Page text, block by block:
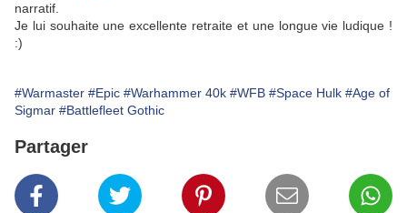
narratif.
Je lui souhaite une excellente retraite et une longue vie ludique !
:)
#Warmaster #Epic #Warhammer 40k #WFB #Space Hulk #Age of
Sigmar #Battlefleet Gothic
Partager